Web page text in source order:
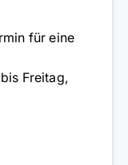
für eine
Freitag,